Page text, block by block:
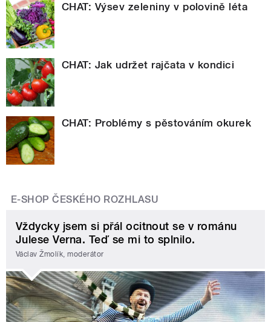
CHAT: Výsev zeleniny v polovině léta
CHAT: Jak udržet rajčata v kondici
CHAT: Problémy s pěstováním okurek
E-SHOP ČESKÉHO ROZHLASU
Vždycky jsem si přál ocitnout se v románu
Julese Verna. Teď se mi to splnilo.
Václav Žmolík, moderátor